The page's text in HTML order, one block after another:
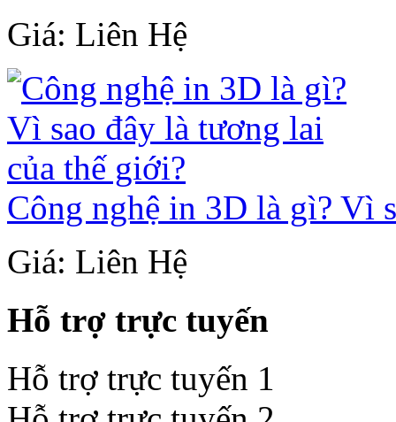
Giá: Liên Hệ
Công nghệ in 3D là gì? Vì
Giá: Liên Hệ
Hỗ trợ trực tuyến
Hỗ trợ trực tuyến 1